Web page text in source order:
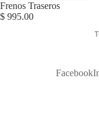
Frenos Traseros
$ 995.00
Facebook